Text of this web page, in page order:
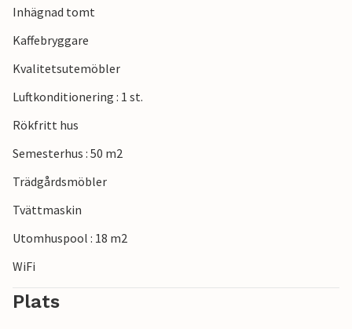
Inhägnad tomt
Kaffebryggare
Kvalitetsutemöbler
Luftkonditionering : 1 st.
Rökfritt hus
Semesterhus : 50 m2
Trädgårdsmöbler
Tvättmaskin
Utomhuspool : 18 m2
WiFi
Plats